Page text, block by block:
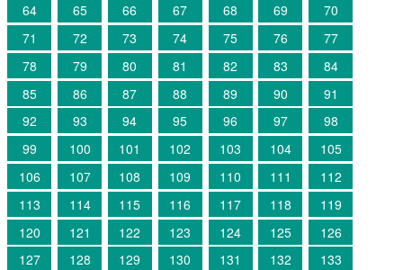
64
65 66 67 68 69
70
71
72 73 74 75 76
77
78
79 80 81 82 83
84
85
86 87 88 89 90
91
92
93 94 95 96 97
98
99
100 101 102 103 104
105
106
107 108 109 110 111
112
113
114 115 116 117 118
119
120
121 122 123 124 125
126
127
128 129 130 131 132
133